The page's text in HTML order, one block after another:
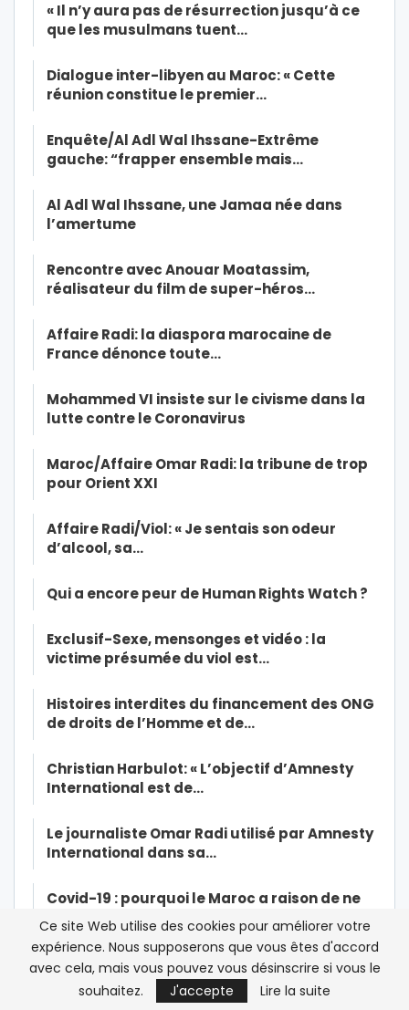
« Il n’y aura pas de résurrection jusqu’à ce
que les musulmans tuent…
Dialogue inter-libyen au Maroc: « Cette
réunion constitue le premier…
Enquête/Al Adl Wal Ihssane-Extrême
gauche: “frapper ensemble mais…
Al Adl Wal Ihssane, une Jamaa née dans
l’amertume
Rencontre avec Anouar Moatassim,
réalisateur du film de super-héros…
Affaire Radi: la diaspora marocaine de
France dénonce toute…
Mohammed VI insiste sur le civisme dans la
lutte contre le Coronavirus
Maroc/Affaire Omar Radi: la tribune de trop
pour Orient XXI
Affaire Radi/Viol: « Je sentais son odeur
d’alcool, sa…
Qui a encore peur de Human Rights Watch ?
Exclusif-Sexe, mensonges et vidéo : la
victime présumée du viol est…
Histoires interdites du financement des ONG
de droits de l’Homme et de…
Christian Harbulot: « L’objectif d’Amnesty
International est de…
Le journaliste Omar Radi utilisé par Amnesty
International dans sa…
Covid-19 : pourquoi le Maroc a raison de ne
pas baisser la garde
Soutien médical du Maroc en Afrique : de la
parole aux actes
Ce site Web utilise des cookies pour améliorer votre
expérience. Nous supposerons que vous êtes d'accord
avec cela, mais vous pouvez vous désinscrire si vous le
souhaitez.
J'accepte Lire la suite